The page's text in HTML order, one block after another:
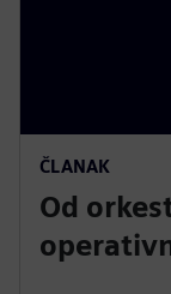
ČLANAK
Od